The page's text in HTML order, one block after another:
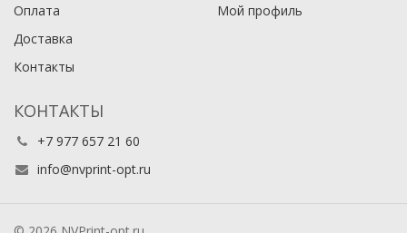
Оплата
Доставка
Контакты
Мой профиль
КОНТАКТЫ
+7 977 657 21 60
info@nvprint-opt.ru